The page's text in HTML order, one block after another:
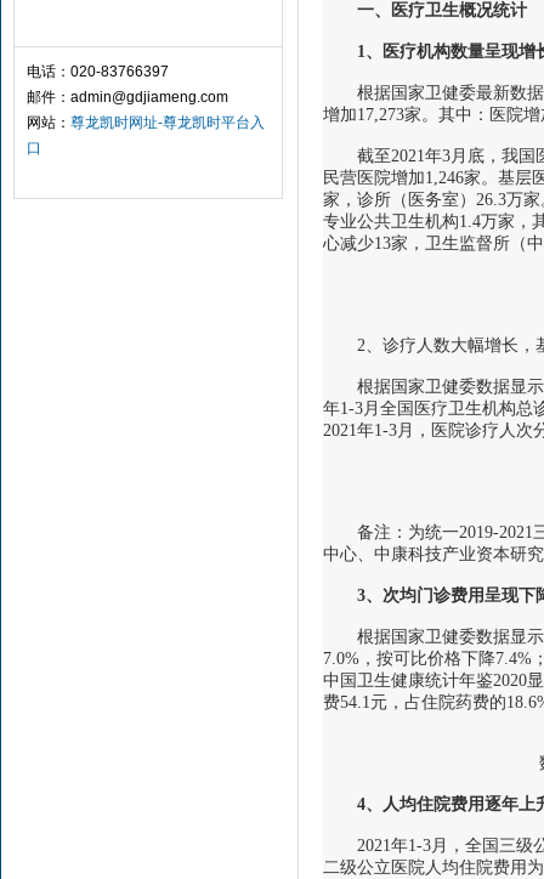
电话：020-83766397
邮件： admin@gdjiameng.com
网站： 尊龙凯时网址-尊龙凯时平台入
口
一、医疗卫生概况统计
1、医疗机构数量呈现增
根据国家卫健委最新数据
增加17,273家。其中：医院
截至2021年3月底，我国医
民营医院增加1,246家。基层
家，诊所（医务室）26.3万
专业公共卫生机构1.4万家，
心减少13家，卫生监督所（
2、诊疗人数大幅增长，
根据国家卫健委数据显示
年1-3月全国医疗卫生机构总
2021年1-3月，医院诊疗人次
备注：为统一2019-2021三
中心、中康科技产业资本研
3、次均门诊费用呈现下
根据国家卫健委数据显示
7.0%，按可比价格下降7.4%
中国卫生健康统计年鉴2020
费54.1元，占住院药费的
4、人均住院费用逐年上
2021年1-3月，全国三级公
二级公立医院人均住院费用